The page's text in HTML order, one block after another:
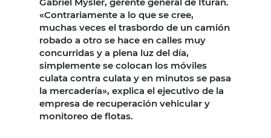
«Contrariamente a lo que se cree,
muchas veces el trasbordo de un camión
robado a otro se hace en calles muy
concurridas y a plena luz del día,
simplemente se colocan los móviles
culata contra culata y en minutos se pasa
la mercadería», explica el ejecutivo de la
empresa de recuperación vehicular y
monitoreo de flotas.